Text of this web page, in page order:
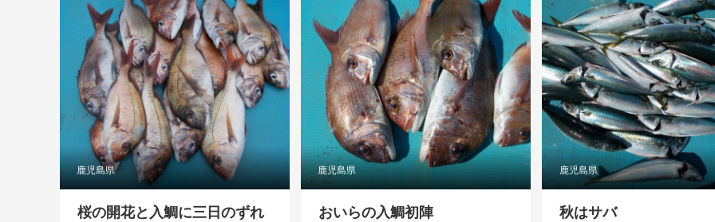
鹿児島県
桜の開花と入鯛に三日のずれ
鹿児島県
おいらの入鯛初陣
鹿児島県
秋はサバ